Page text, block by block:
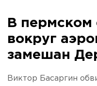
В пермском
вокруг
замешан
Виктор Басаргин